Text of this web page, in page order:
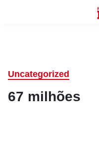
Uncategorized
67 milhões